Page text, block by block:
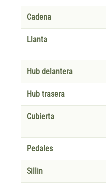
Cadena
Llanta
Hub delantera
Hub trasera
Cubierta
Pedales
Sillin